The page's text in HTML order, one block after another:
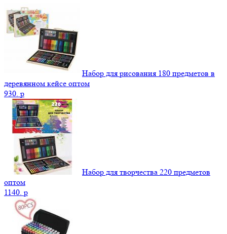
Набор для рисования 180 предметов в
деревянном кейсе оптом
930. p
Набор для творчества 220 предметов
оптом
1140. p